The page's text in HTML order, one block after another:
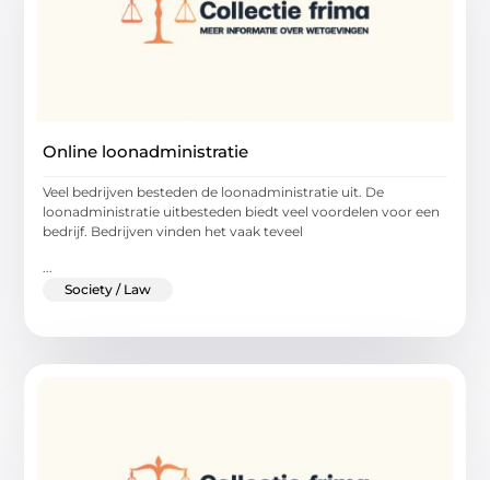
Online loonadministratie
Veel bedrijven besteden de loonadministratie uit. De
loonadministratie uitbesteden biedt veel voordelen voor een
bedrijf. Bedrijven vinden het vaak teveel
Society / Law